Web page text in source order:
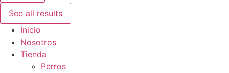
See all results
Inicio
Nosotros
Tienda
Perros